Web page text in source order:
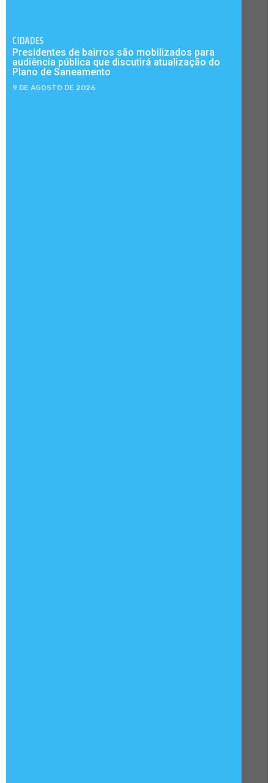
CIDADES
Presidentes de bairros são mobilizados para
audiência pública que discutirá atualização do
Plano de Saneamento
9 DE AGOSTO DE 2026